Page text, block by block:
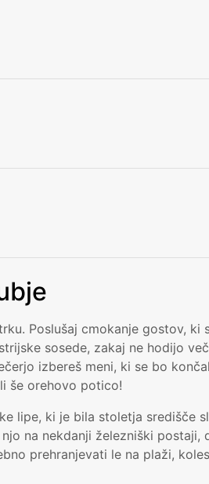
Poslušaj cmokanje gostov, ki
sosede, zakaj ne hodijo
izbereš meni, ki se bo
še orehovo potico!
lipe, ki je bila stoletja središče
na nekdanji železniški postaji,
prehranjevati le na plaži,